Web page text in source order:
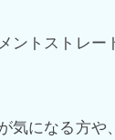
トストレー
になる方や、